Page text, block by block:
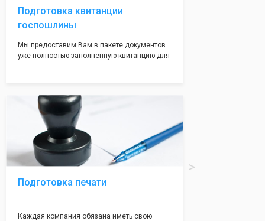
Подготовка квитанции
госпошлины
Мы предоставим Вам в пакете документов
уже полностью заполненную квитанцию для
посредственно в налоговой инспекции при
подаче документов на регистрацию.
Подготовка печати
Каждая компания обязана иметь свою